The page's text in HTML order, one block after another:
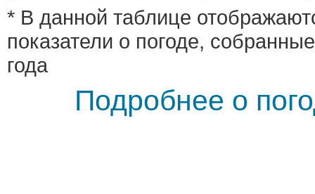
* В данной таблице
показатели о погоде,
года
Подробнее о